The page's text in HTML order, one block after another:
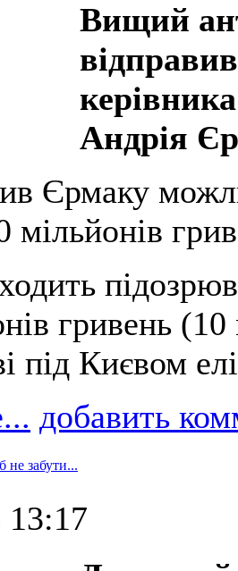
Вищий
Андрія
Єрмаку
мільйонів
гривень (10
під Києвом
добавить
не забути...
13:17